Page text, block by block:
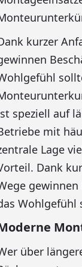
kurzer
speziell auf
mit
Lage
Dank
Wohlgefühl
über